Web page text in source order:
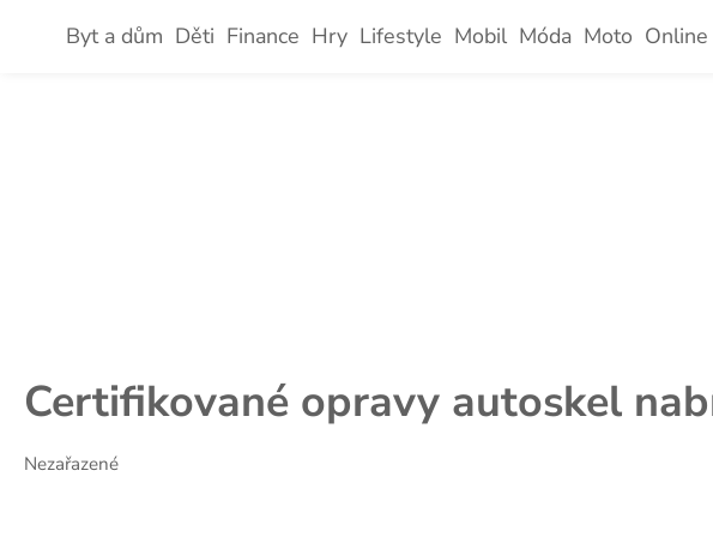
Byt a dům Děti Finance Hry Lifestyle Mobil Móda Moto Online
Certifikované opravy autoskel
Nezařazené